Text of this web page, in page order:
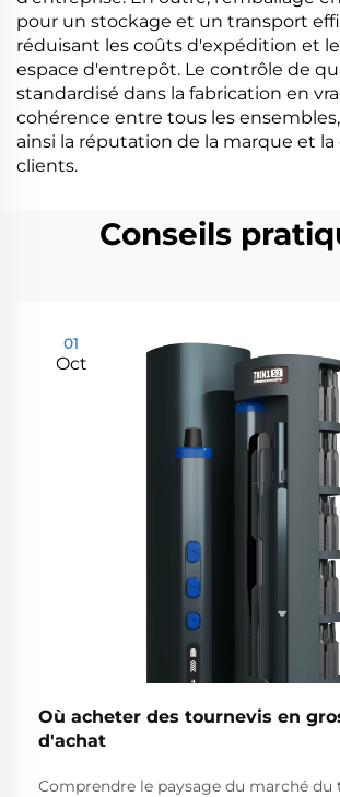
pour un stockage et un transport
réduisant les coûts d'expédition et
espace d'entrepôt. Le contrôle de
standardisé dans la fabrication en
cohérence entre tous les
ainsi la réputation de la marque et
clients.
Conseils
01
Oct
Où acheter des tournevis en
d'achat
Comprendre le paysage du marché du